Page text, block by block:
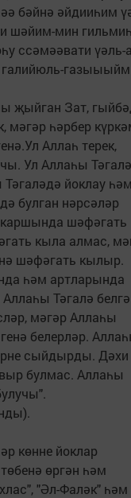
бәйнә әйдииһим
шәйим-мин
ссәмәәвати үәль-
галийюль-
җыйган Зат,
мәгәр һәрбер
Аллаһ терек,
Ул Аллаһы
йоклау
булган нәрсәләр
каршында шәфәгать
кыла алмас,
шәфәгать кылыр.
һәм артларында
Тәгалә
мәгәр Аллаһы
белерләр.
сыйдырды. Дәхи
булмас. Аллаһы
көнне йоклар
өргән һәм
"Әл-Фаләк" һәм